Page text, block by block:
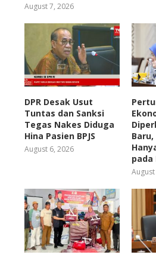
August 7, 2026
DPR Desak Usut
Tuntas dan Sanksi
Tegas Nakes Diduga
Hina Pasien BPJS
August 6, 2026
pada